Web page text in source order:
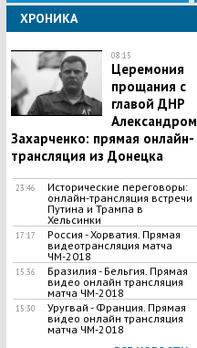
ХРОНИКА
08:15
Церемония
прощания с
главой ДНР
Александром
Захарченко: прямая онлайн-
трансляция из Донецка
23:46
Исторические переговоры:
онлайн-трансляция встречи
Путина и Трампа в
Хельсинки
17:17
Россия - Хорватия. Прямая
видеотрансляция матча
ЧМ-2018
15:36
Бразилия - Бельгия. Прямая
видео онлайн трансляция
матча ЧМ-2018
15:30
Уругвай - Франция. Прямая
видео онлайн трансляция
матча ЧМ-2018